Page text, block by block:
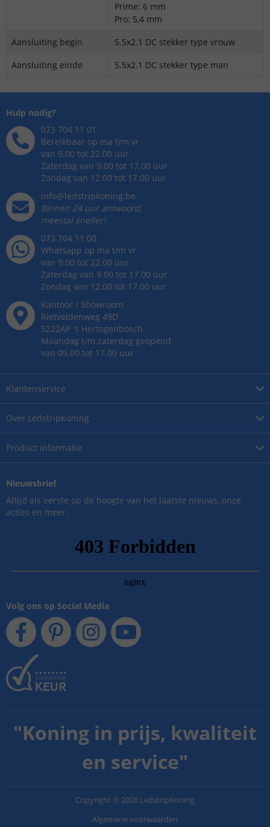
Prime: 6 mm
Pro: 5,4 mm
Aansluiting begin
5.5x2.1 DC stekker type vrouw
Aansluiting einde
5.5x2.1 DC stekker type man
Over LedstripKoning
Product informatie
Klantenservice
Hulp nodig?
073 704 11 01
Bereikbaar op ma t/m vr
van 9.00 tot 22.00 uur
Zaterdag van 9.00 tot 17.00 uur
Zondag van 12.00 tot 17.00 uur
info@ledstripkoning.be
Binnen 24 uur antwoord,
meestal sneller!
073 704 11 00
Whatsapp op ma t/m vr
van 9.00 tot 22.00 uur
Zaterdag van 9.00 tot 17.00 uur
Zondag van 12.00 tot 17.00 uur
Kantoor / Showroom
Rietveldenweg 49D
5222AP 's Hertogenbosch
Maandag t/m zaterdag geopend
van 09.00 tot 17.00 uur
Nieuwsbrief
Altijd als eerste op de hoogte van het laatste nieuws, onze
acties en meer.
Volg ons op Social Media
"Koning in prijs, kwaliteit
en service"
Copyright © 2026 LedstripKoning
Algemene voorwaarden